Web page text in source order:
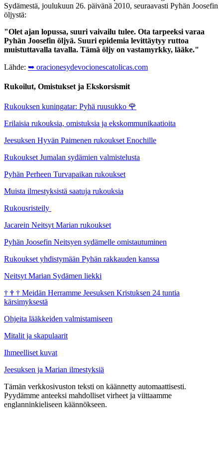
Sydämestä, joulukuun 26. päivänä 2010, seuraavasti Pyhän Joosefin
öljystä:
"Olet ajan lopussa, suuri vaivailu tulee. Ota tarpeeksi varaa
Pyhän Joosefin öljyä. Suuri epidemia levittäytyy ruttoa
muistuttavalla tavalla. Tämä öljy on vastamyrkky, lääke."
Lähde: ➥ oracionesydevocionescatolicas.com
Rukoilut, Omistukset ja Ekskorsismit
Rukouksen kuningatar: Pyhä ruusukko 🌹
Erilaisia rukouksia, omistuksia ja ekskommunikaatioita
Jeesuksen Hyvän Paimenen rukoukset Enochille
Rukoukset Jumalan sydämien valmistelusta
Pyhän Perheen Turvapaikan rukoukset
Muista ilmestyksistä saatuja rukouksia
Rukousristeily
Jacarein Neitsyt Marian rukoukset
Pyhän Joosefin Neitsyen sydämelle omistautuminen
Rukoukset yhdistymään Pyhän rakkauden kanssa
Neitsyt Marian Sydämen liekki
† † † Meidän Herramme Jeesuksen Kristuksen 24 tuntia
kärsimyksestä
Ohjeita lääkkeiden valmistamiseen
Mitalit ja skapulaarit
Ihmeelliset kuvat
Jeesuksen ja Marian ilmestyksiä
Tämän verkkosivuston teksti on käännetty automaattisesti.
Pyydämme anteeksi mahdolliset virheet ja viittaamme
englanninkieliseen käännökseen.